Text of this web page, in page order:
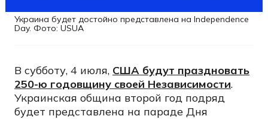
Украина будет достойно представлена на Independence
Day. Фото: USUA
В субботу, 4 июля, США будут праздновать
250-ю годовщину своей Независимости.
Украинская община второй год подряд
будет представлена на параде Дня